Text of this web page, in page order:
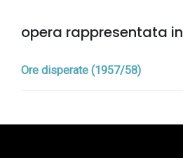
opera rappresentata in
Ore disperate (1957/58)